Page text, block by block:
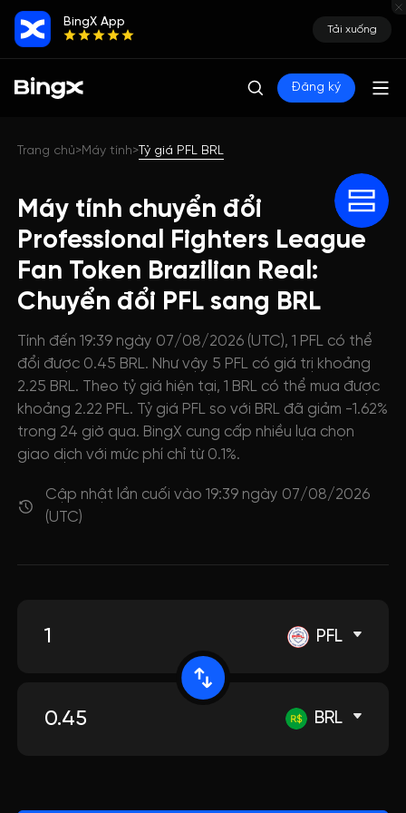
BingX App
Tải xuống
Đăng ký
Trang chủ>Máy tính>Tỷ giá PFL BRL
Máy tính chuyển đổi
Professional Fighters League
Fan Token Brazilian Real:
Chuyển đổi PFL sang BRL
Tính đến 19:39 ngày 07/08/2026 (UTC), 1 PFL có thể
đổi được 0.45 BRL. Như vậy 5 PFL có giá trị khoảng
2.25 BRL. Theo tỷ giá hiện tại, 1 BRL có thể mua được
khoảng 2.22 PFL. Tỷ giá PFL so với BRL đã giảm -1.62%
trong 24 giờ qua. BingX cung cấp nhiều lựa chọn
giao dịch với mức phí chỉ từ 0.1%.
Cập nhật lần cuối vào 19:39 ngày 07/08/2026
(UTC)
PFL
BRL